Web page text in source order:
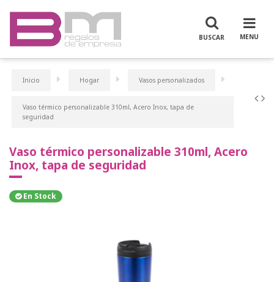
Inicio Hogar Vasos personalizados
Vaso térmico personalizable 310ml, Acero Inox, tapa de
seguridad
Vaso térmico personalizable 310ml, Acero
Inox, tapa de seguridad
En Stock